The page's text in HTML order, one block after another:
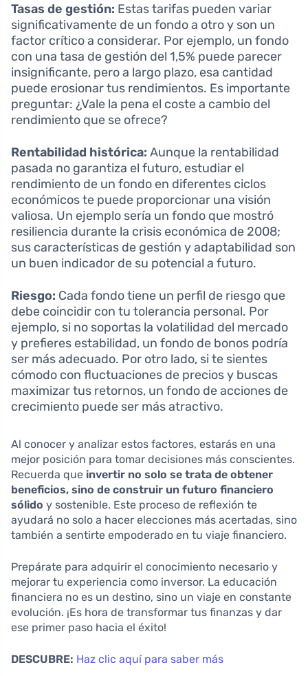
Tasas de gestión: Estas tarifas pueden variar
significativamente de un fondo a otro y son un
factor crítico a considerar. Por ejemplo, un fondo
con una tasa de gestión del 1,5% puede parecer
insignificante, pero a largo plazo, esa cantidad
puede erosionar tus rendimientos. Es importante
preguntar: ¿Vale la pena el coste a cambio del
rendimiento que se ofrece?
Rentabilidad histórica: Aunque la rentabilidad
pasada no garantiza el futuro, estudiar el
rendimiento de un fondo en diferentes ciclos
económicos te puede proporcionar una visión
valiosa. Un ejemplo sería un fondo que mostró
resiliencia durante la crisis económica de 2008;
sus características de gestión y adaptabilidad son
un buen indicador de su potencial a futuro.
Riesgo: Cada fondo tiene un perfil de riesgo que
debe coincidir con tu tolerancia personal. Por
ejemplo, si no soportas la volatilidad del mercado
y prefieres estabilidad, un fondo de bonos podría
ser más adecuado. Por otro lado, si te sientes
cómodo con fluctuaciones de precios y buscas
maximizar tus retornos, un fondo de acciones de
crecimiento puede ser más atractivo.
Al conocer y analizar estos factores, estarás en una
mejor posición para tomar decisiones más conscientes.
Recuerda que invertir no solo se trata de obtener
beneficios, sino de construir un futuro financiero
sólido y sostenible. Este proceso de reflexión te
ayudará no solo a hacer elecciones más acertadas, sino
también a sentirte empoderado en tu viaje financiero.
Prepárate para adquirir el conocimiento necesario y
mejorar tu experiencia como inversor. La educación
financiera no es un destino, sino un viaje en constante
evolución. ¡Es hora de transformar tus finanzas y dar
ese primer paso hacia el éxito!
DESCUBRE: Haz clic aquí para saber más